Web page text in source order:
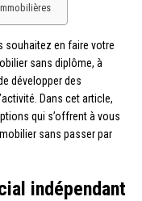
souhaitez en faire votre
sans diplôme, à
développer des
Dans cet article,
qui s’offrent à vous
sans passer par
indépendant